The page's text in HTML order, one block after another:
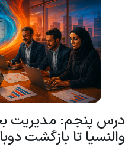
درس پنجم: مدیریت
والنسیا تا بازگشت